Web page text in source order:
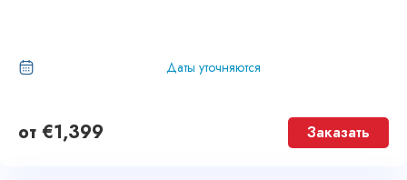
Даты уточняются
от €1,399 Заказать